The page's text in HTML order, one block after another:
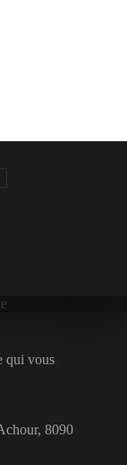
qui vous
8090